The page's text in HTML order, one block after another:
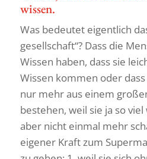
wissen.
Was bedeutet eigent­lich
ge­sell­schaft“? Dass die
Wissen haben, dass sie
Wissen kommen oder
nur mehr aus einem
bestehen, weil sie ja so viel
aber nicht einmal mehr
eigener Kraft zum